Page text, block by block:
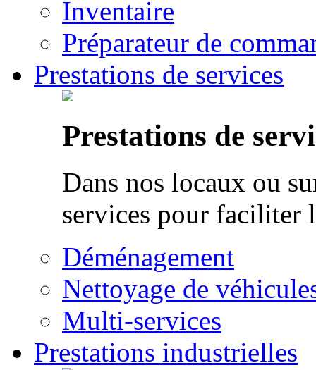
Inventaire
Préparateur de
Prestations de services
Prestations de
Dans nos locaux ou
services pour faciliter
Déménagement
Nettoyage de
Multi-services
Prestations industrielles